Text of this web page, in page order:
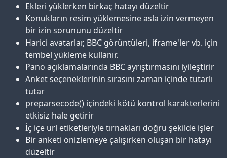
Ekleri yüklerken birkaç hatayı düzeltir
Konukların resim yüklemesine asla izin vermeyen
bir izin sorununu düzeltir
Harici avatarlar, BBC görüntüleri, iframe'ler vb. için
tembel yükleme kullanır.
Pano açıklamalarında BBC ayrıştırmasını iyileştirir
Anket seçeneklerinin sırasını zaman içinde tutarlı
tutar
preparsecode() içindeki kötü kontrol karakterlerini
etkisiz hale getirir
İç içe url etiketleriyle tırnakları doğru şekilde işler
Bir anketi önizlemeye çalışırken oluşan bir hatayı
düzeltir